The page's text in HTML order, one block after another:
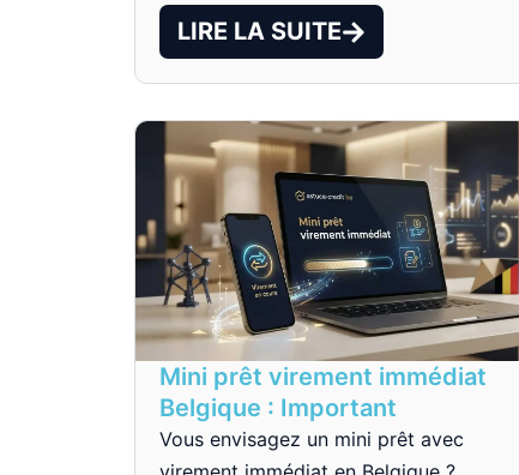
LIRE LA SUITE
Mini prêt virement immédiat
Belgique : Important
Vous envisagez un mini prêt avec